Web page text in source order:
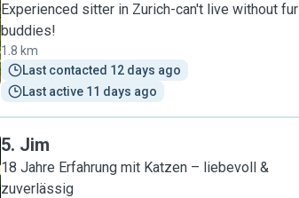
Experienced sitter in Zurich-can't live without fur
buddies!
1.8 km
Last contacted 12 days ago
Last active 11 days ago
5. Jim
18 Jahre Erfahrung mit Katzen – liebevoll &
zuverlässig